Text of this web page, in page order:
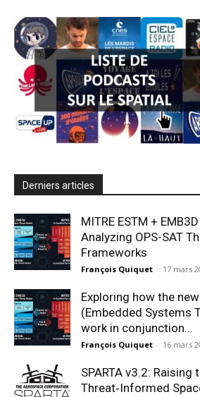
Derniers articles
MITRE ESTM +
Analyzing OPS-SAT
Frameworks
François Quiquet - 17 mars
Exploring how the new
(Embedded Systems
work in conjunction...
François Quiquet - 16 mars
SPARTA v3.2: Raising
Threat‑Informed